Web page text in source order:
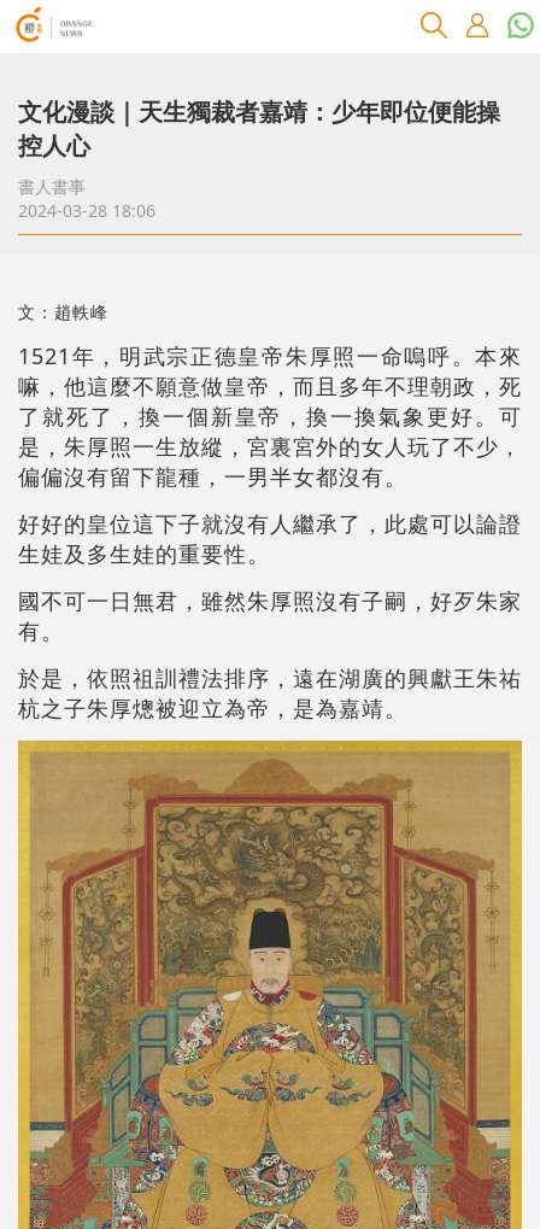
文化漫談｜天生獨裁者嘉靖：少年即位便能操
控人心
書人書事
2024-03-28 18:06
文：趙軼峰
1521年，明武宗正德皇帝朱厚照一命嗚呼。本來
嘛，他這麼不願意做皇帝，而且多年不理朝政，死
了就死了，換一個新皇帝，換一換氣象更好。可
是，朱厚照一生放縱，宮裏宮外的女人玩了不少，
偏偏沒有留下龍種，一男半女都沒有。
好好的皇位這下子就沒有人繼承了，此處可以論證
生娃及多生娃的重要性。
國不可一日無君，雖然朱厚照沒有子嗣，好歹朱家
有。
於是，依照祖訓禮法排序，遠在湖廣的興獻王朱祐
杭之子朱厚熜被迎立為帝，是為嘉靖。